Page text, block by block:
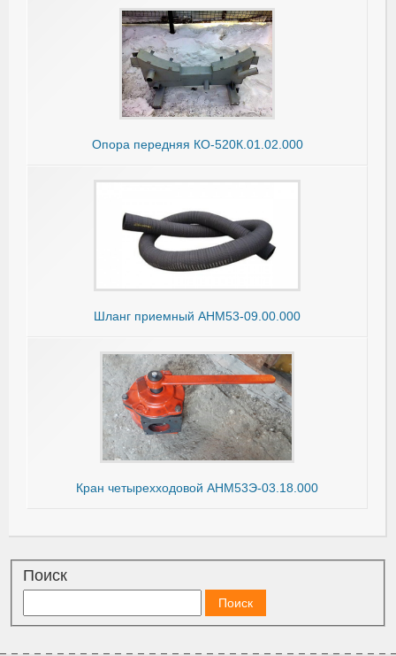
Опора передняя КО-520К.01.02.000
Шланг приемный АНМ53-09.00.000
Кран четырехходовой АНМ53Э-03.18.000
Поиск